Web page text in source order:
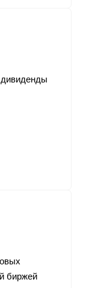
биржей